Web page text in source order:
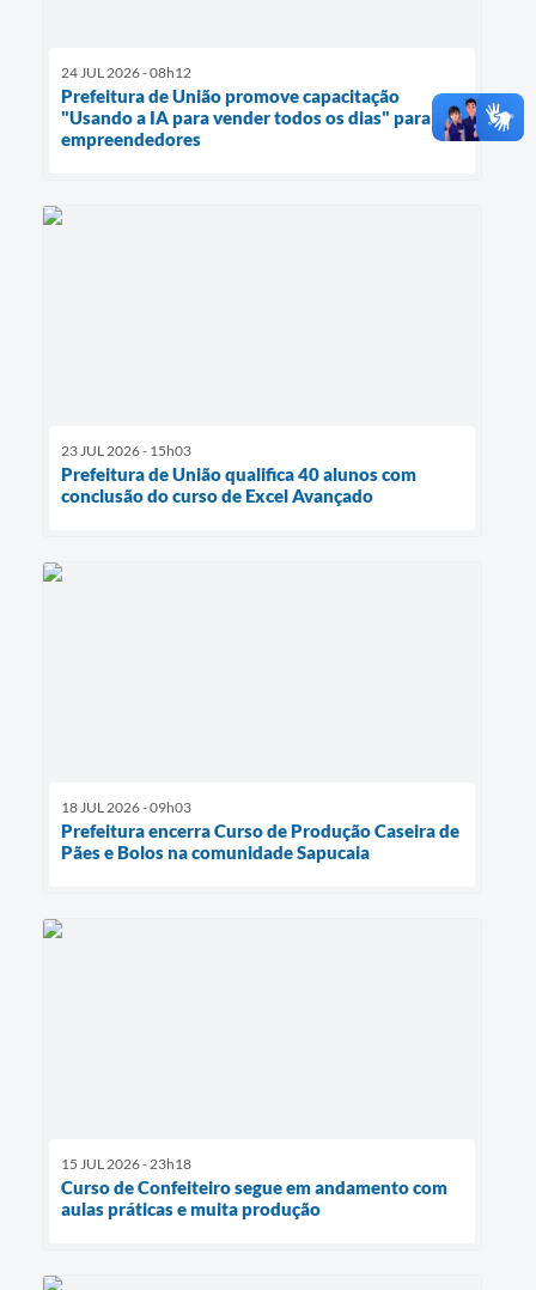
24 JUL 2026 - 08h12
Prefeitura de União promove capacitação
"Usando a IA para vender todos os dias" para
empreendedores
23 JUL 2026 - 15h03
Prefeitura de União qualifica 40 alunos com
conclusão do curso de Excel Avançado
18 JUL 2026 - 09h03
Prefeitura encerra Curso de Produção Caseira de
Pães e Bolos na comunidade Sapucaia
15 JUL 2026 - 23h18
Curso de Confeiteiro segue em andamento com
aulas práticas e muita produção